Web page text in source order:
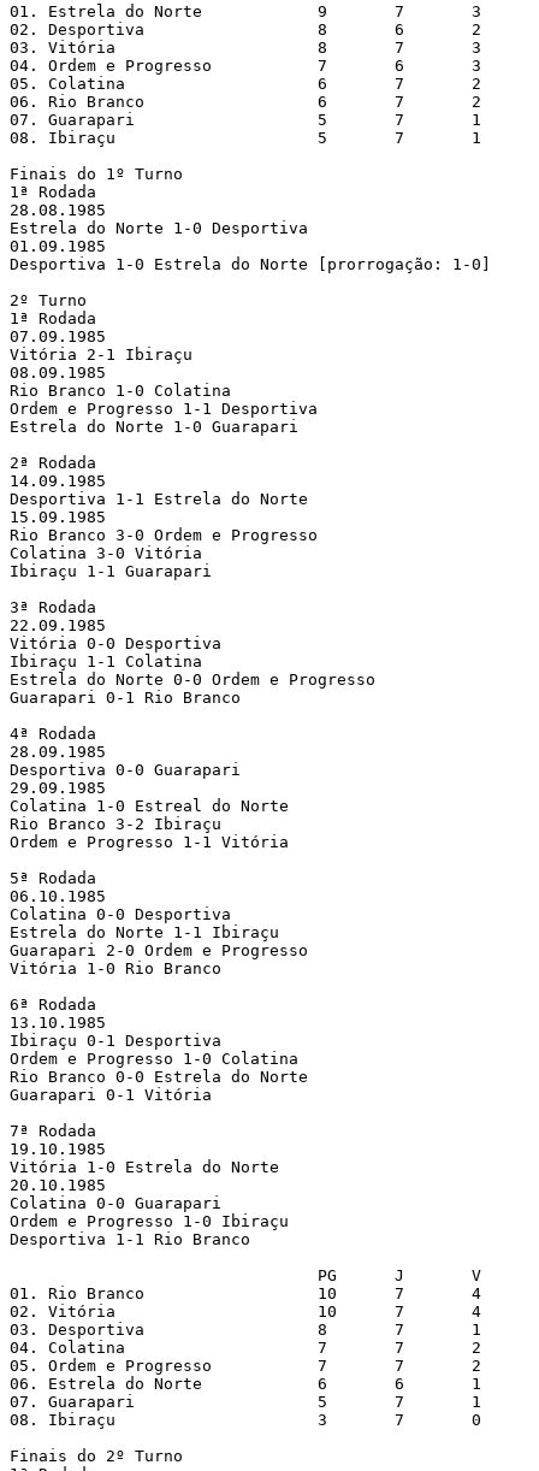
01. Estrela do Norte    	9	7	3	3	1	7	4	3	64% qualified
02. Desportiva          	8	6	2	4	0	6	4	2	67% qualified
03. Vitória             	8	7	3	2	2	10	9	1	57%
04. Ordem e Progresso   	7	6	3	1	2	10	7	3	58%
05. Colatina            	6	7	2	2	3	4	5	-1	43%
06. Rio Branco          	6	7	2	2	3	7	9	-2	43%
07. Guarapari           	5	7	1	3	3	6	9	-3	36%
08. Ibiraçu             	5	7	1	3	3	6	9	-3	36%
Finais do 1º Turno
1ª Rodada
28.08.1985
Estrela do Norte 1-0 Desportiva
01.09.1985
Desportiva 1-0 Estrela do Norte [prorrogação: 1-0]
2º Turno
1ª Rodada
07.09.1985
Vitória 2-1 Ibiraçu
08.09.1985
Rio Branco 1-0 Colatina
Ordem e Progresso 1-1 Desportiva
Estrela do Norte 1-0 Guarapari
2ª Rodada
14.09.1985
Desportiva 1-1 Estrela do Norte
15.09.1985
Rio Branco 3-0 Ordem e Progresso
Colatina 3-0 Vitória
Ibiraçu 1-1 Guarapari
3ª Rodada
22.09.1985
Vitória 0-0 Desportiva
Ibiraçu 1-1 Colatina
Estrela do Norte 0-0 Ordem e Progresso
Guarapari 0-1 Rio Branco
4ª Rodada
28.09.1985
Desportiva 0-0 Guarapari
29.09.1985
Colatina 1-0 Estreal do Norte
Rio Branco 3-2 Ibiraçu
Ordem e Progresso 1-1 Vitória
5ª Rodada
06.10.1985
Colatina 0-0 Desportiva
Estrela do Norte 1-1 Ibiraçu
Guarapari 2-0 Ordem e Progresso
Vitória 1-0 Rio Branco
6ª Rodada
13.10.1985
Ibiraçu 0-1 Desportiva
Ordem e Progresso 1-0 Colatina
Rio Branco 0-0 Estrela do Norte
Guarapari 0-1 Vitória
7ª Rodada
19.10.1985
Vitória 1-0 Estrela do Norte
20.10.1985
Colatina 0-0 Guarapari
Ordem e Progresso 1-0 Ibiraçu
Desportiva 1-1 Rio Branco
01. Rio Branco          	10	7	4	2	1	9	4	5	71%
02. Vitória             	10	7	4	2	1	6	5	1	71%
03. Desportiva          	8	7	1	6	0	4	3	1	57%
04. Colatina            	7	7	2	3	2	5	3	2	50%
05. Ordem e Progresso   	7	7	2	3	2	4	7	-3	50%
06. Estrela do Norte    	6	6	1	4	1	3	3	0	50%
07. Guarapari           	5	7	1	3	3	3	4	-1	36%
08. Ibiraçu             	3	7	0	3	4	6	10	-4	21%
Finais do 2º Turno